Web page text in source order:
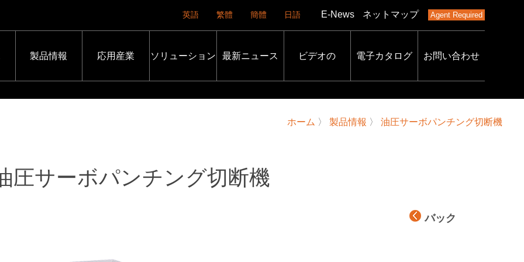
E-News ネットマップ Agent Required
英語 繁體 簡體 日語
製品情報 応用産業 ソリューション 最新ニュース ビデオの 電子カタログ お問い合わせ
ホーム 〉 製品情報 〉 油圧サーボパンチング切断機
圧サーボパンチング切断機
バック